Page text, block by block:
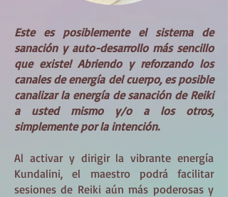
Este es posiblemente el sistema de
sanación y auto-desarrollo más sencillo
que existe! Abriendo y reforzando los
canales de energía del cuerpo, es posible
canalizar la energía de sanación de Reiki
a usted mismo y/o a los otros,
simplemente por la intención.
Al activar y dirigir la vibrante energía
Kundalini, el maestro podrá facilitar
sesiones de Reiki aún más poderosas y